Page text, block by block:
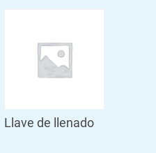
Llave de llenado